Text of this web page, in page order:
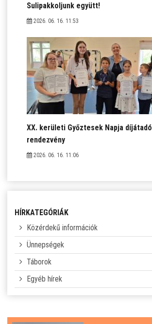
HÍRKATEGÓRIÁK
Közérdekű információk
Ünnepségek
Táborok
Egyéb hírek
Sulipakkoljunk együtt!
2026. 06. 16. 11:53
XX. kerületi Győztesek Napja díjátadó
rendezvény
2026. 06. 16. 11:06